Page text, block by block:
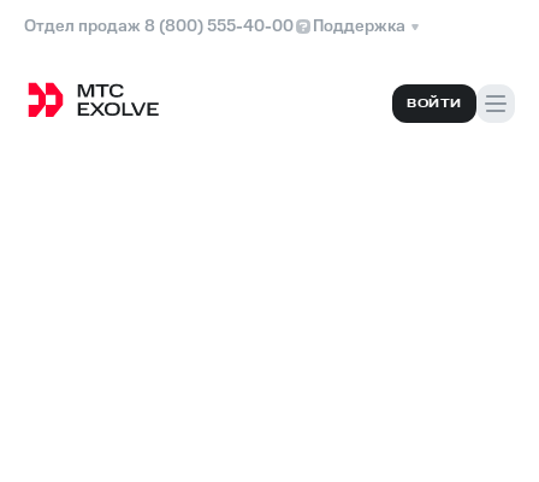
Отдел продаж 8 (800) 555-40-00 Поддержка
ВОЙТИ